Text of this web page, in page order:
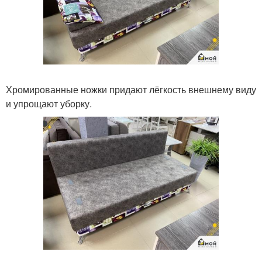
Хромированные ножки придают лёгкость внешнему виду
и упрощают уборку.